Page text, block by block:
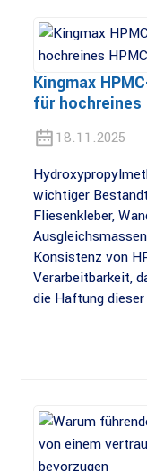
Kingmax
für hochreines
18.11.2025
wichtiger
Fliesenkleber,
Konsistenz von
Verarbeitbarkeit,
die Haftung